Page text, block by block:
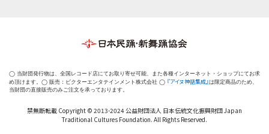
◯ 当財団発行物は、全国レコード店にてお取り寄せ可能、また各種インターネット・ショップにてお求
め頂けます。◯ 販売：ビクターエンタテインメント株式会社 ◯ 『アイヌ神話集成』は限定商品のため、
当財団の直接販売のみご注文を承っております。
禁無断転載 Copyright © 2013-2024 公益財団法人 日本伝統文化振興財団 Japan
Traditional Cultures Foundation. All Rights Reserved.